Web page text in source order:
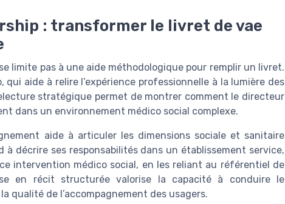
: transformer le livret de vae
limite pas à une aide méthodologique pour remplir un livret.
qui aide à relire l’expérience professionnelle à la lumière des
stratégique permet de montrer comment le directeur
dans un environnement médico social complexe.
aide à articuler les dimensions sociale et sanitaire
décrire ses responsabilités dans un établissement service,
intervention médico social, en les reliant au référentiel de
en récit structurée valorise la capacité à conduire le
qualité de l’accompagnement des usagers.